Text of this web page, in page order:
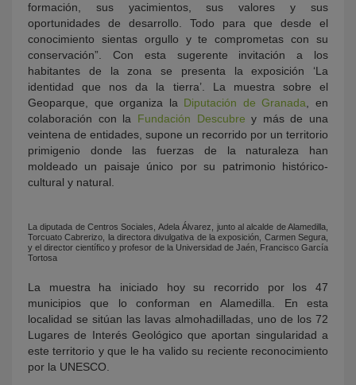
formación, sus yacimientos, sus valores y sus
oportunidades de desarrollo. Todo para que desde el
conocimiento sientas orgullo y te comprometas con su
conservación”. Con esta sugerente invitación a los
habitantes de la zona se presenta la exposición ‘La
identidad que nos da la tierra’. La muestra sobre el
Geoparque, que organiza la Diputación de Granada , en
colaboración con la Fundación Descubre y más de una
veintena de entidades, supone un recorrido por un territorio
primigenio donde las fuerzas de la naturaleza han
moldeado un paisaje único por su patrimonio histórico-
cultural y natural.
La diputada de Centros Sociales, Adela Álvarez, junto al alcalde de Alamedilla,
Torcuato Cabrerizo, la directora divulgativa de la exposición, Carmen Segura,
y el director científico y profesor de la Universidad de Jaén, Francisco García
Tortosa
La muestra ha iniciado hoy su recorrido por los 47
municipios que lo conforman en Alamedilla. En esta
localidad se sitúan las lavas almohadilladas, uno de los 72
Lugares de Interés Geológico que aportan singularidad a
este territorio y que le ha valido su reciente reconocimiento
por la UNESCO.